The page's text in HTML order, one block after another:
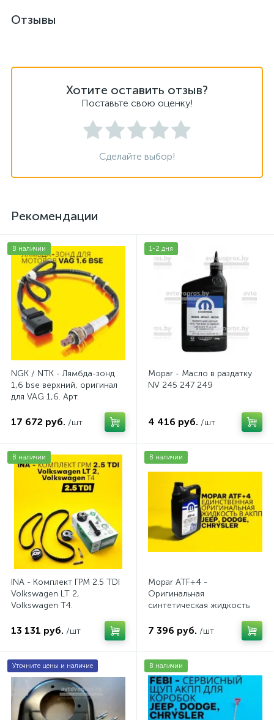
Отзывы
Хотите оставить отзыв?
Поставьте свою оценку!
Сделайте выбор!
Рекомендации
В наличии
NGK / NTK - Лямбда-зонд
1,6 bse верхний, оригинал
для VAG 1,6. Арт.
17 672 руб. /шт
1-2 дня
Mopar - Масло в раздатку
NV 245 247 249
4 416 руб. /шт
В наличии
INA - Комплект ГРМ 2.5 TDI
Volkswagen LT 2,
Volkswagen Т4.
13 131 руб. /шт
В наличии
Mopar ATF+4 -
Оригинальная
синтетическая жидкость
7 396 руб. /шт
Уточните цены и наличие В наличии